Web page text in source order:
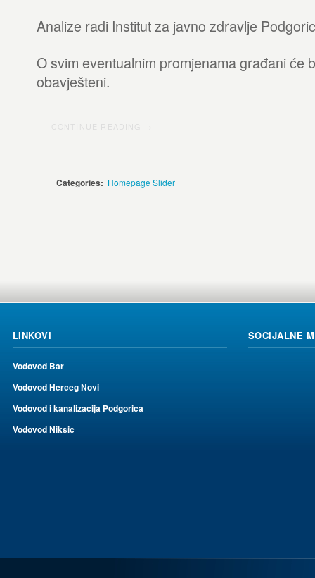
Analize radi Institut za javno zdravlje
O svim eventualnim promjenama građani će
obavješteni.
Categories: Homepage Slider
LINKOVI
Vodovod Bar
Vodovod Herceg Novi
Vodovod i kanalizacija Podgorica
Vodovod Niksic
SOCIJALNE